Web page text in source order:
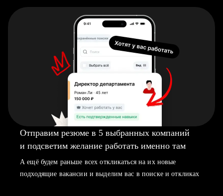
Отправим резюме в 5 выбранных компаний
и подсветим желание работать именно там
А ещё будем раньше всех откликаться на их новые
подходящие вакансии и выделим вас в поиске и откликах